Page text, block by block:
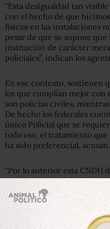
“Esta desigualdad tan
con el hecho de que
físicos en las instalaciones
pesar de que se supone
institución de carácter
policiales”, indican los
En ese contexto, sostienen
los que cumplían mejor con
son policías civiles,
De hecho los federales
único Policial que se
todo eso, el tratamiento que
ha sido preferencial, acusan.
“Por lo anterior esta CNDH
discriminados al momento
procedimiento de transición
indican los policías.
Violaciones a los derechos